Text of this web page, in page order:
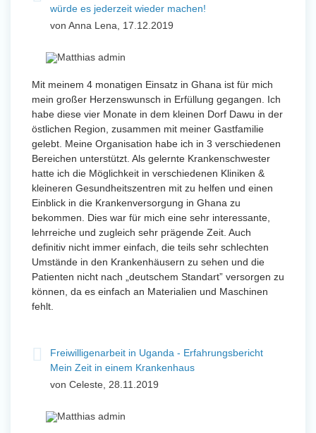
würde es jederzeit wieder machen!
von Anna Lena, 17.12.2019
Mit meinem 4 monatigen Einsatz in Ghana ist für mich
mein großer Herzenswunsch in Erfüllung gegangen. Ich
habe diese vier Monate in dem kleinen Dorf Dawu in der
östlichen Region, zusammen mit meiner Gastfamilie
gelebt. Meine Organisation habe ich in 3 verschiedenen
Bereichen unterstützt. Als gelernte Krankenschwester
hatte ich die Möglichkeit in verschiedenen Kliniken &
kleineren Gesundheitszentren mit zu helfen und einen
Einblick in die Krankenversorgung in Ghana zu
bekommen. Dies war für mich eine sehr interessante,
lehrreiche und zugleich sehr prägende Zeit. Auch
definitiv nicht immer einfach, die teils sehr schlechten
Umstände in den Krankenhäusern zu sehen und die
Patienten nicht nach „deutschem Standart” versorgen zu
können, da es einfach an Materialien und Maschinen
fehlt.
Freiwilligenarbeit in Uganda - Erfahrungsbericht
Mein Zeit in einem Krankenhaus
von Celeste, 28.11.2019